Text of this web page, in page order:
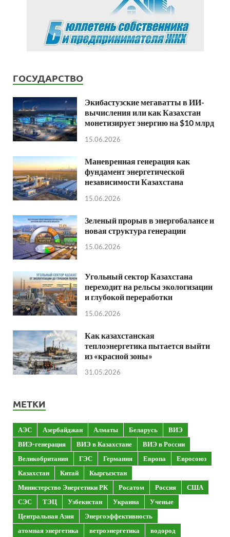
ГОСУДАРСТВО
Экибастузские мегаватты в ИИ-
вычисления или как Казахстан
монетизирует энергию на $10 млрд
15.06.2026
Маневренная генерация как
фундамент энергетической
независимости Казахстана
15.06.2026
Зеленый прорыв в энергобалансе и
новая структура генерации
15.06.2026
Угольный сектор Казахстана
переходит на рельсы экологизации
и глубокой переработки
15.06.2026
Как казахстанская
теплоэнергетика пытается выйти
из «красной зоны»
31.05.2026
МЕТКИ
АЭС Азербайджан Алматы Беларусь
ВИЭ
ВИЭ-генерация
ВИЭ в Казахстане
ВИЭ в России
Великобритания
ГЭС Германия Европа
Евросоюз
Казахстан
Китай
Кыргызстан
Министерство Энергетики РК
Росатом Россия
США
СЭС
ТЭЦ Узбекистан Украина
Ученые
Центральная Азия
Энергоэффективность
атомная энергетика
ветроэнергетика
водород